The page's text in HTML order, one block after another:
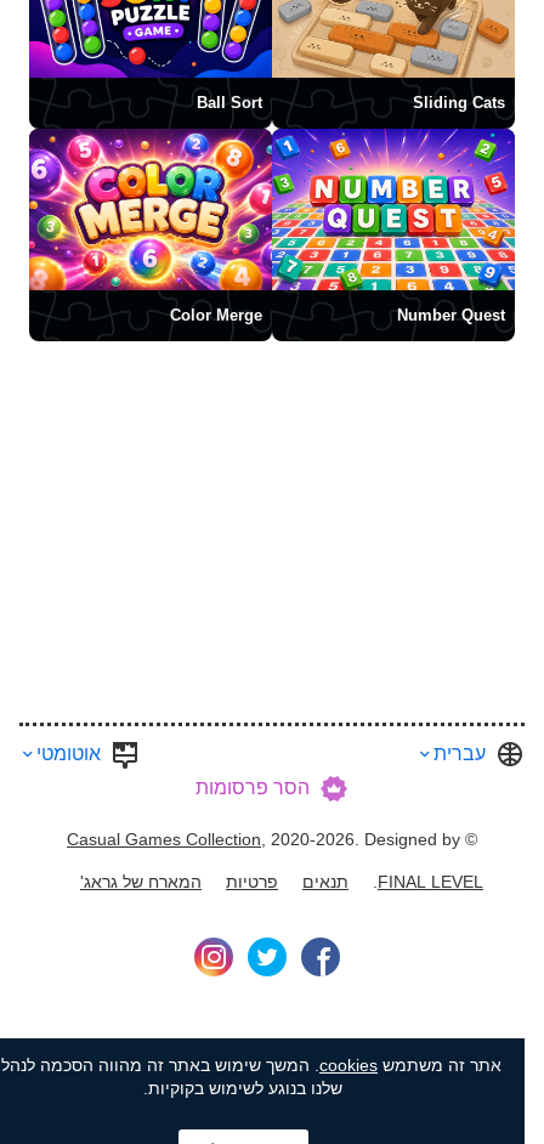
Sliding Cats
Ball Sort
Number Quest
Color Merge
עברית
אוטומטי
הסר פרסומות
Casual Games Collection, 2020-2026. Designed by
FINAL LEVEL
. תנאים פרטיות המארח של גראג'
אתר זה משתמשcookies. המשך שימוש באתר זה מהווה הסכמה לנהלים
שלנו בנוגע לשימוש בקוקיות.